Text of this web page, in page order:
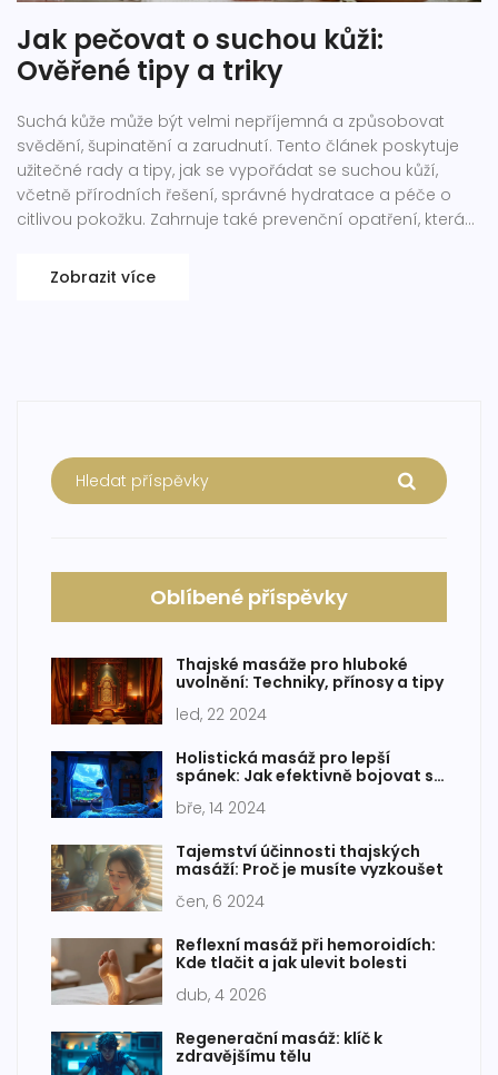
Jak pečovat o suchou kůži:
Ověřené tipy a triky
Suchá kůže může být velmi nepříjemná a způsobovat
svědění, šupinatění a zarudnutí. Tento článek poskytuje
užitečné rady a tipy, jak se vypořádat se suchou kůží,
včetně přírodních řešení, správné hydratace a péče o
citlivou pokožku. Zahrnuje také prevenční opatření, která
Naučte se, jak pečovat o svou pokožku, abyste se cítili
Zobrazit více
Oblíbené příspěvky
Thajské masáže pro hluboké
uvolnění: Techniky, přínosy a tipy
led, 22 2024
Holistická masáž pro lepší
spánek: Jak efektivně bojovat s
bře, 14 2024
Tajemství účinnosti thajských
masáží: Proč je musíte vyzkoušet
čen, 6 2024
Reflexní masáž při hemoroidích:
Kde tlačit a jak ulevit bolesti
dub, 4 2026
Regenerační masáž: klíč k
zdravějšímu tělu